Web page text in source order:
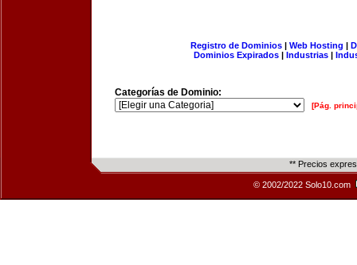
Registro de Dominios| Web Hosting |
Dominios Expirados | Industrias |
Categorías de Dominio:
[Pág.
** Precios
© 2002/2022 Solo10.com